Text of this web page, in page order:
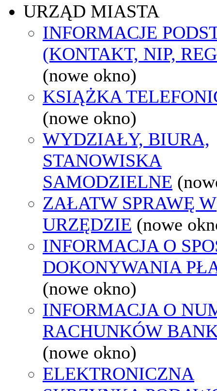
URZĄD MIASTA
INFORMACJE
(KONTAKT, NIP,
(nowe okno)
KSIĄŻKA
(nowe okno)
WYDZIAŁY, BIURA,
STANOWISKA
SAMODZIELNE
ZAŁATW SPRAWĘ W
URZĘDZIE (nowe
INFORMACJA O
DOKONYWANIA
(nowe okno)
INFORMACJA O
RACHUNKÓW
(nowe okno)
ELEKTRONICZNA